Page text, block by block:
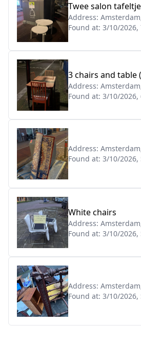
Twee salon
Address:
Found at: 3/10/2026,
3 chairs and
Address:
Found at: 3/10/2026,
Address:
Found at: 3/10/2026,
White chairs
Address:
Found at: 3/10/2026,
Address:
Found at: 3/10/2026,